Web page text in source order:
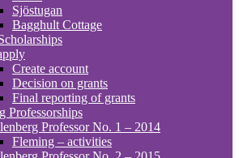
Sjöstugan
Bagghult Cottage
Create account
Decision on grants
Final reporting of grants
Professorships
Professor No. 1 – 2014
Fleming – activities